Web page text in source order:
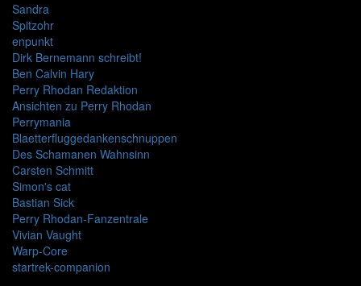
Sandra
Spitzohr
enpunkt
Dirk Bernemann schreibt!
Ben Calvin Hary
Perry Rhodan Redaktion
Ansichten zu Perry Rhodan
Perrymania
Blaetterfluggedankenschnuppen
Des Schamanen Wahnsinn
Carsten Schmitt
Simon's cat
Bastian Sick
Perry Rhodan-Fanzentrale
Vivian Vaught
Warp-Core
startrek-companion